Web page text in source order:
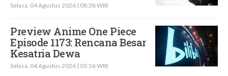
Selasa, 04 Agustus 2026 | 08:38 WIB
Preview Anime One Piece
Episode 1173: Rencana Besar
Kesatria Dewa
Selasa, 04 Agustus 2026 | 03:56 WIB